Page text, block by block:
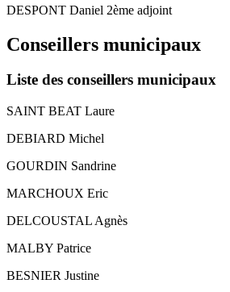
DESPONT Daniel 2ème adjoint
Conseillers municipaux
Liste des conseillers municipaux
SAINT BEAT Laure
DEBIARD Michel
GOURDIN Sandrine
MARCHOUX Eric
DELCOUSTAL Agnès
MALBY Patrice
BESNIER Justine